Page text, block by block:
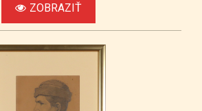
ZOBRAZIŤ